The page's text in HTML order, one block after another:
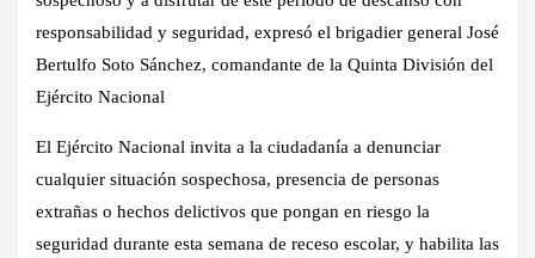
responsabilidad y seguridad, expresó el brigadier general José
Bertulfo Soto Sánchez, comandante de la Quinta División del
Ejército Nacional
El Ejército Nacional invita a la ciudadanía a denunciar
cualquier situación sospechosa, presencia de personas
extrañas o hechos delictivos que pongan en riesgo la
seguridad durante esta semana de receso escolar, y habilita las